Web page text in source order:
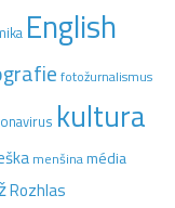
English
fotožurnalismus
kultura
menšinamédia
Rozhlas